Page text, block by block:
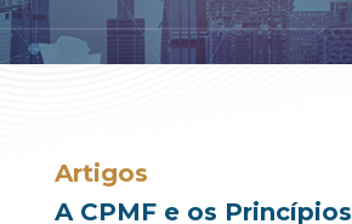
Artigos
A CPMF e os Princípios